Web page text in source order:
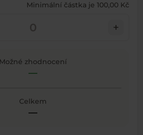
Minimální částka je 100,00 Kč
add
Možné zhodnocení
—
Celkem
—